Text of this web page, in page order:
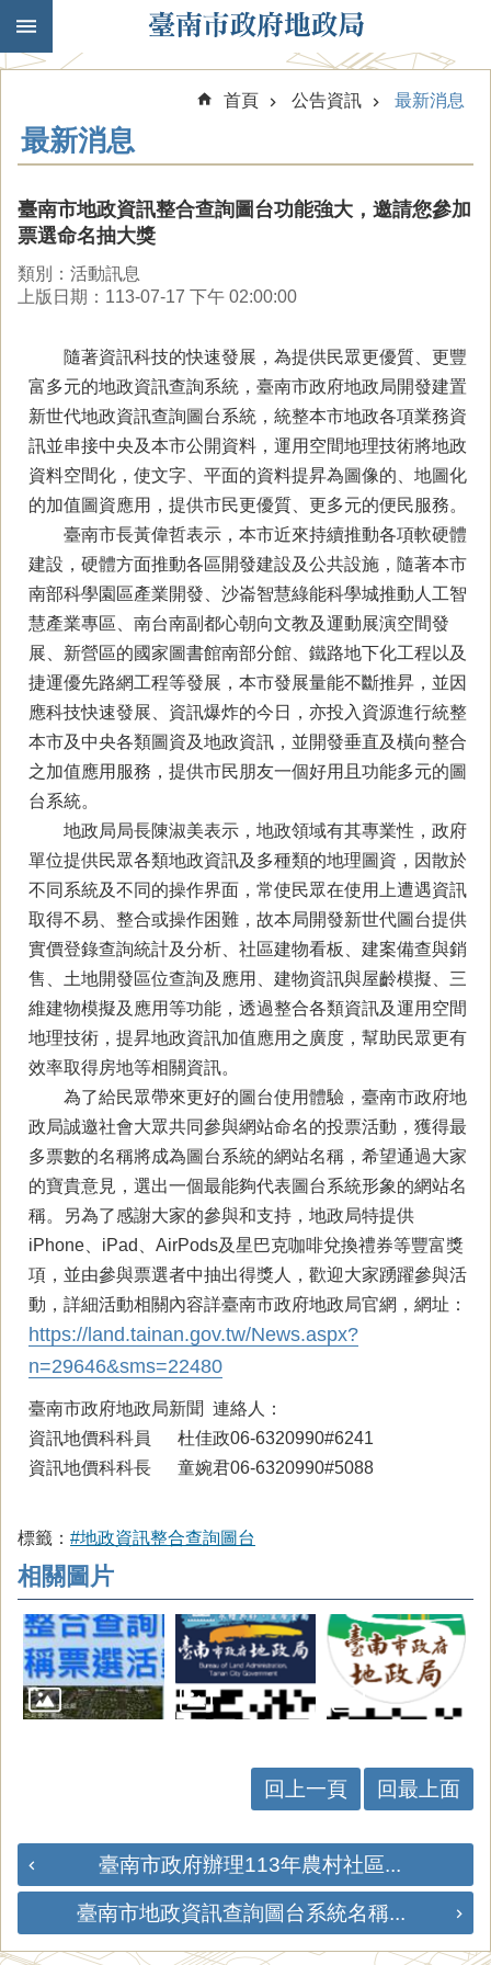
跳到主要內容區塊
首頁 公告資訊 最新消息
最新消息
臺南市地政資訊整合查詢圖台功能強大，邀請您參加
票選命名抽大獎
類別：活動訊息
上版日期：113-07-17 下午 02:00:00
隨著資訊科技的快速發展，為提供民眾更優質、更豐
富多元的地政資訊查詢系統，臺南市政府地政局開發建置
新世代地政資訊查詢圖台系統，統整本市地政各項業務資
訊並串接中央及本市公開資料，運用空間地理技術將地政
資料空間化，使文字、平面的資料提昇為圖像的、地圖化
的加值圖資應用，提供市民更優質、更多元的便民服務。
臺南市長黃偉哲表示，本市近來持續推動各項軟硬體
建設，硬體方面推動各區開發建設及公共設施，隨著本市
南部科學園區產業開發、沙崙智慧綠能科學城推動人工智
慧產業專區、南台南副都心朝向文教及運動展演空間發
展、新營區的國家圖書館南部分館、鐵路地下化工程以及
捷運優先路網工程等發展，本市發展量能不斷推昇，並因
應科技快速發展、資訊爆炸的今日，亦投入資源進行統整
本市及中央各類圖資及地政資訊，並開發垂直及橫向整合
之加值應用服務，提供市民朋友一個好用且功能多元的圖
台系統。
地政局局長陳淑美表示，地政領域有其專業性，政府
單位提供民眾各類地政資訊及多種類的地理圖資，因散於
不同系統及不同的操作界面，常使民眾在使用上遭遇資訊
取得不易、整合或操作困難，故本局開發新世代圖台提供
實價登錄查詢統計及分析、社區建物看板、建案備查與銷
售、土地開發區位查詢及應用、建物資訊與屋齡模擬、三
維建物模擬及應用等功能，透過整合各類資訊及運用空間
地理技術，提昇地政資訊加值應用之廣度，幫助民眾更有
效率取得房地等相關資訊。
為了給民眾帶來更好的圖台使用體驗，臺南市政府地
政局誠邀社會大眾共同參與網站命名的投票活動，獲得最
多票數的名稱將成為圖台系統的網站名稱，希望通過大家
的寶貴意見，選出一個最能夠代表圖台系統形象的網站名
稱。另為了感謝大家的參與和支持，地政局特提供
iPhone、iPad、AirPods及星巴克咖啡兌換禮券等豐富獎
項，並由參與票選者中抽出得獎人，歡迎大家踴躍參與活
動，詳細活動相關內容詳臺南市政府地政局官網，網址：
https://land.tainan.gov.tw/News.aspx?
n=29646&sms=22480
臺南市政府地政局新聞 連絡人：
資訊地價科科員 杜佳政06-6320990#6241
資訊地價科科長 童婉君06-6320990#5088
標籤： #地政資訊整合查詢圖台
相關圖片
回上一頁 回最上面
臺南市政府辦理113年農村社區...
臺南市地政資訊查詢圖台系統名稱...